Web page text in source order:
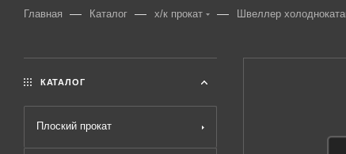
Главная — Каталог — х/к прокат — Швеллер
КАТАЛОГ
Плоский прокат